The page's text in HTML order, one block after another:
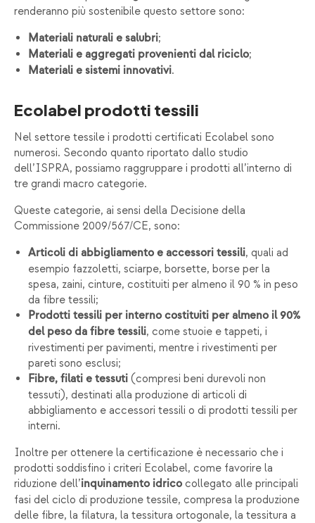
renderanno più sostenibile questo settore sono:
Materiali naturali e salubri;
Materiali e aggregati provenienti dal riciclo;
Materiali e sistemi innovativi.
Ecolabel prodotti tessili
Nel settore tessile i prodotti certificati Ecolabel sono
numerosi. Secondo quanto riportato dallo studio
dell’ISPRA, possiamo raggruppare i prodotti all’interno di
tre grandi macro categorie.
Queste categorie, ai sensi della Decisione della
Commissione 2009/567/CE, sono:
Articoli di abbigliamento e accessori tessili, quali ad
esempio fazzoletti, sciarpe, borsette, borse per la
spesa, zaini, cinture, costituiti per almeno il 90 % in peso
da fibre tessili;
Prodotti tessili per interno costituiti per almeno il 90%
del peso da fibre tessili, come stuoie e tappeti, i
rivestimenti per pavimenti, mentre i rivestimenti per
pareti sono esclusi;
Fibre, filati e tessuti (compresi beni durevoli non
tessuti), destinati alla produzione di articoli di
abbigliamento e accessori tessili o di prodotti tessili per
interni.
Inoltre per ottenere la certificazione è necessario che i
prodotti soddisfino i criteri Ecolabel, come favorire la
riduzione dell’inquinamento idrico collegato alle principali
fasi del ciclo di produzione tessile, compresa la produzione
delle fibre, la filatura, la tessitura ortogonale, la tessitura a